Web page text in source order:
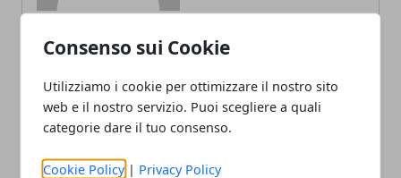
Consenso sui Cookie
Utilizziamo i cookie per ottimizzare il nostro sito
web e il nostro servizio. Puoi scegliere a quali
categorie dare il tuo consenso.
Cookie Policy | Privacy Policy
ARTICOLI CORRELATI